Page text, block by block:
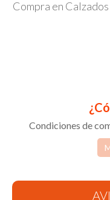
Compra en
Condiciones de